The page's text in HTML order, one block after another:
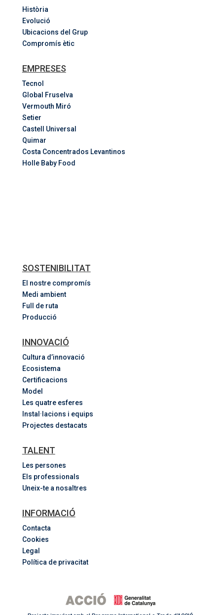
Història
Evolució
Ubicacions del Grup
Compromís ètic
EMPRESES
Tecnol
Global Fruselva
Vermouth Miró
Setier
Castell Universal
Quimar
Costa Concentrados Levantinos
Holle Baby Food
SOSTENIBILITAT
El nostre compromís
Medi ambient
Full de ruta
Producció
INNOVACIÓ
Cultura d’innovació
Ecosistema
Certificacions
Model
Les quatre esferes
Instal·lacions i equips
Projectes destacats
TALENT
Les persones
Els professionals
Uneix-te a nosaltres
INFORMACIÓ
Contacta
Cookies
Legal
Política de privacitat